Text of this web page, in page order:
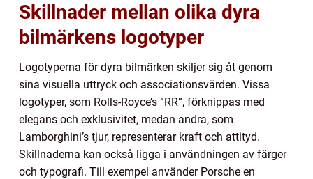
Skillnader mellan olika dyra
bilmärkens logotyper
Logotyperna för dyra bilmärken skiljer sig åt genom
sina visuella uttryck och associationsvärden. Vissa
logotyper, som Rolls-Royce’s ”RR”, förknippas med
elegans och exklusivitet, medan andra, som
Lamborghini’s tjur, representerar kraft och attityd.
Skillnaderna kan också ligga i användningen av färger
och typografi. Till exempel använder Porsche en